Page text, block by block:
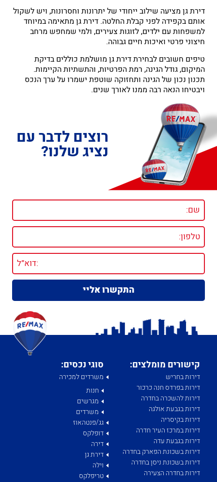
דירת גן מציעה שילוב ייחודי של יתרונות וחסרונות, ויש לשקול
אותם בקפידה לפני קבלת החלטה. דירת גן מתאימה במיוחד
למשפחות עם ילדים, לזוגות צעירים, ולמי שמחפש מרחב
חיצוני פרטי ואיכות חיים גבוהה.
טיפים חשובים לבחירת דירת גן מושלמת כוללים בדיקת
המיקום, גודל הגינה, רמת הפרטיות, והתשתיות הקיימות.
תכנון נכון של הגינה ותחזוקה שוטפת ישמרו על ערך הנכס
ויבטיחו הנאה רבה ממנו לאורך שנים.
רוצים לדבר עם
נציג שלנו?
קישורים מומלצים:
דירות בחריש
דירות בפרדס חנה כרכור
דירות להשכרה בחדרה
דירות בגבעת אולגה
דירות בקיסריה
דירות במרכז העיר חדרה
דירות בגבעת עדה
דירות בשכונת הפארק בחדרה
דירות בשכונת ניסן בחדרה
דירות בחדרה הצעירה
סוגי נכסים:
משרדים למכירה
חנות
מגרשים
משרדים
גג/פנטהאוז
דופלקס
דירה
דירת גן
וילה
טריפלקס